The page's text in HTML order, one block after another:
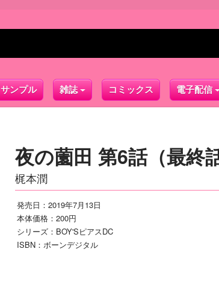
サンプル 雑誌 コミックス 電子配信
夜の薗田 第6話（最終
梶本潤
発売日：2019年7月13日
本体価格：200円
シリーズ：BOY'SピアスDC
ISBN：ボーンデジタル